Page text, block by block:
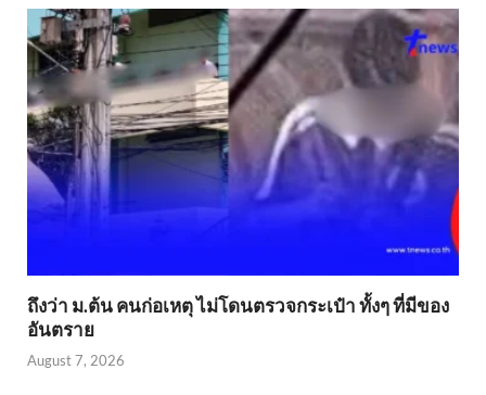
ถึงว่า ม.ต้น คนก่อเหตุ ไม่โดนตรวจกระเป๋า ทั้งๆ ที่มีของ
อันตราย
August 7, 2026